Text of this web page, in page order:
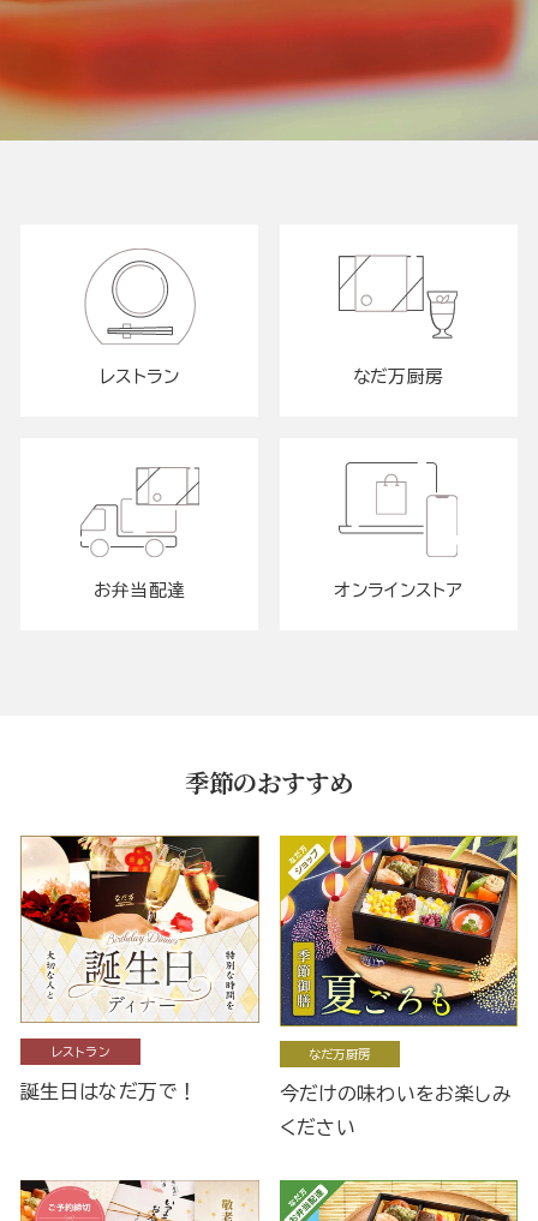
レストラン なだ万厨房
お弁当配達 オンラインストア
季節のおすすめ
レストラン
誕生日はなだ万で！
なだ万厨房
今だけの味わいをお楽しみ
ください